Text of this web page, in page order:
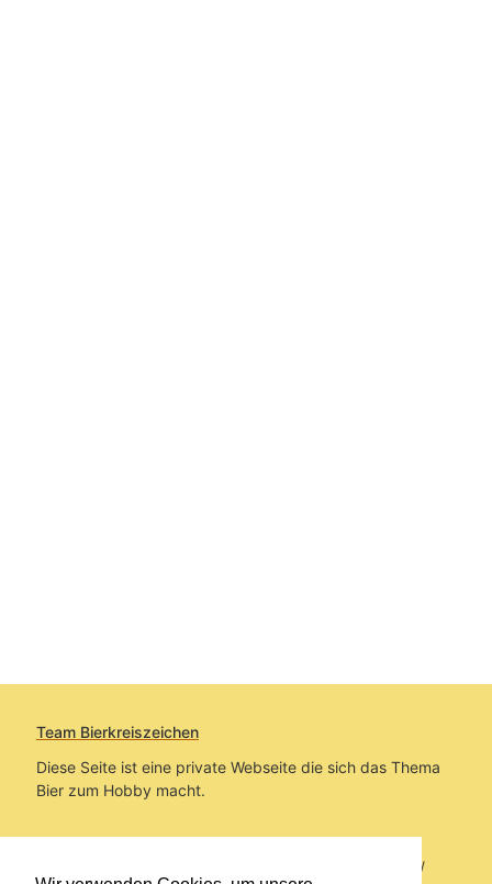
Team Bierkreiszeichen
Diese Seite ist eine private Webseite die sich das Thema
Bier zum Hobby macht.
Sie befinden sich auf https://www.bierkreiszeichen.at/